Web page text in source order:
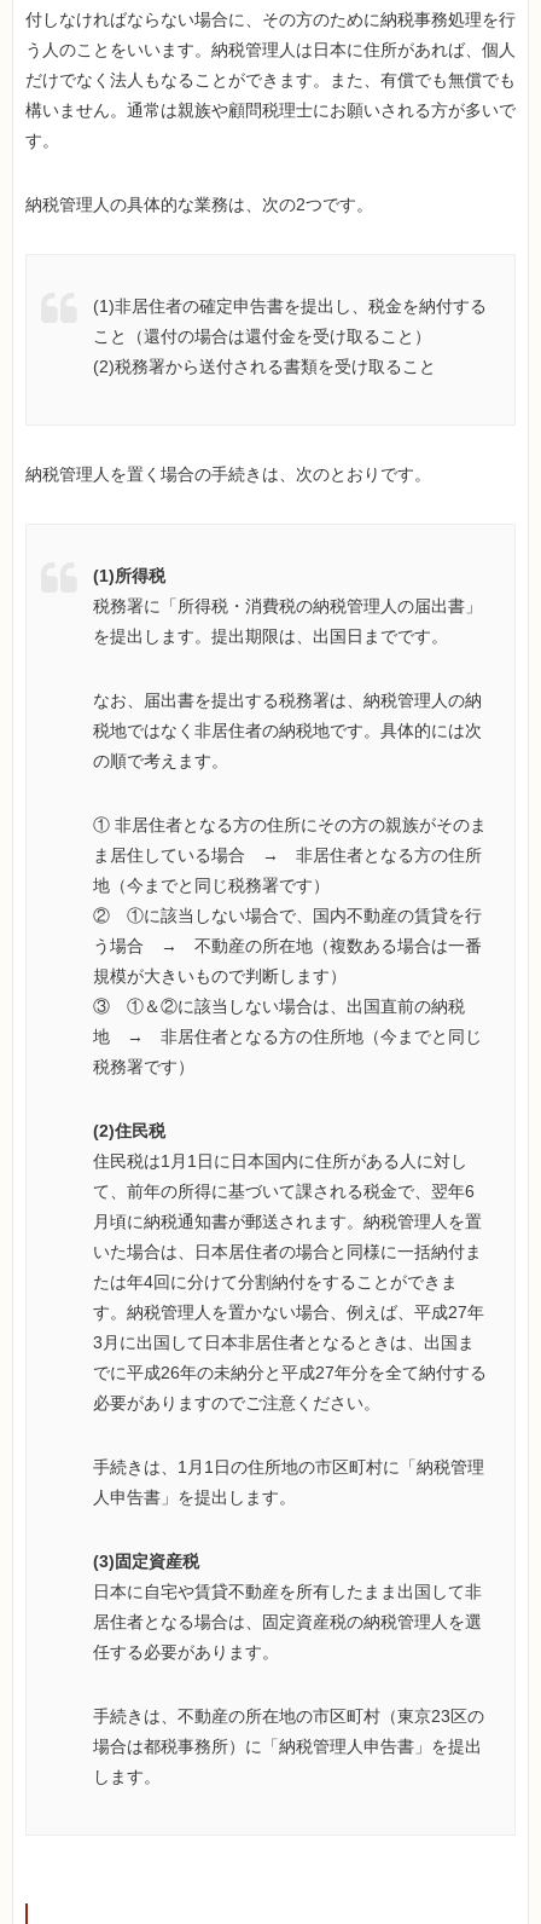
付しなければならない場合に、その方のために納税事務処理を行
う人のことをいいます。納税管理人は日本に住所があれば、個人
だけでなく法人もなることができます。また、有償でも無償でも
構いません。通常は親族や顧問税理士にお願いされる方が多いで
す。
納税管理人の具体的な業務は、次の2つです。
(1)非居住者の確定申告書を提出し、税金を納付する
こと（還付の場合は還付金を受け取ること）
(2)税務署から送付される書類を受け取ること
納税管理人を置く場合の手続きは、次のとおりです。
(1)所得税
税務署に「所得税・消費税の納税管理人の届出書」
を提出します。提出期限は、出国日までです。
なお、届出書を提出する税務署は、納税管理人の納
税地ではなく非居住者の納税地です。具体的には次
の順で考えます。
① 非居住者となる方の住所にその方の親族がそのま
ま居住している場合 → 非居住者となる方の住所
地（今までと同じ税務署です）
② ①に該当しない場合で、国内不動産の賃貸を行
う場合 → 不動産の所在地（複数ある場合は一番
規模が大きいもので判断します）
③ ①＆②に該当しない場合は、出国直前の納税
地 → 非居住者となる方の住所地（今までと同じ
税務署です）
(2)住民税
住民税は1月1日に日本国内に住所がある人に対し
て、前年の所得に基づいて課される税金で、翌年6
月頃に納税通知書が郵送されます。納税管理人を置
いた場合は、日本居住者の場合と同様に一括納付ま
たは年4回に分けて分割納付をすることができま
す。納税管理人を置かない場合、例えば、平成27年
3月に出国して日本非居住者となるときは、出国ま
でに平成26年の未納分と平成27年分を全て納付する
必要がありますのでご注意ください。
手続きは、1月1日の住所地の市区町村に「納税管理
人申告書」を提出します。
(3)固定資産税
日本に自宅や賃貸不動産を所有したまま出国して非
居住者となる場合は、固定資産税の納税管理人を選
任する必要があります。
手続きは、不動産の所在地の市区町村（東京23区の
場合は都税事務所）に「納税管理人申告書」を提出
します。